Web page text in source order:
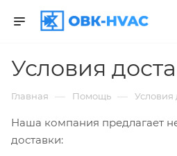
Условия
Главная — Помощь — Условия
Наша компания предлагает
доставки: